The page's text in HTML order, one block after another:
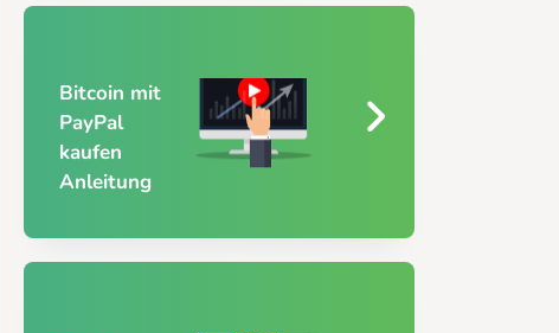
Bitcoin mit
PayPal
kaufen
Anleitung